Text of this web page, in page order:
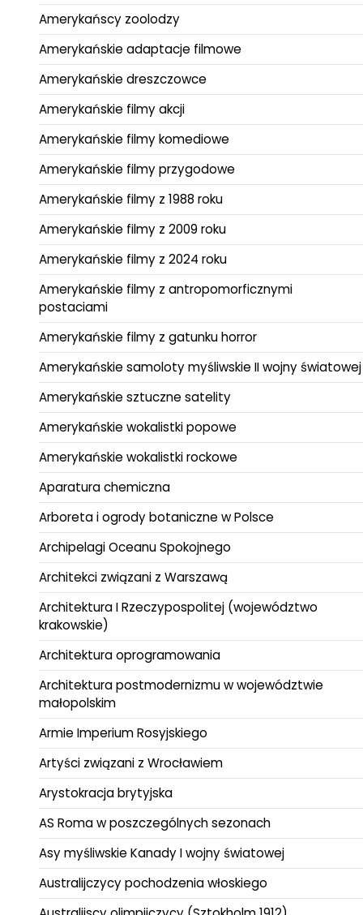
Amerykańscy zoolodzy
Amerykańskie adaptacje filmowe
Amerykańskie dreszczowce
Amerykańskie filmy akcji
Amerykańskie filmy komediowe
Amerykańskie filmy przygodowe
Amerykańskie filmy z 1988 roku
Amerykańskie filmy z 2009 roku
Amerykańskie filmy z 2024 roku
Amerykańskie filmy z antropomorficznymi
postaciami
Amerykańskie filmy z gatunku horror
Amerykańskie samoloty myśliwskie II wojny światowej
Amerykańskie sztuczne satelity
Amerykańskie wokalistki popowe
Amerykańskie wokalistki rockowe
Aparatura chemiczna
Arboreta i ogrody botaniczne w Polsce
Archipelagi Oceanu Spokojnego
Architekci związani z Warszawą
Architektura I Rzeczypospolitej (województwo
krakowskie)
Architektura oprogramowania
Architektura postmodernizmu w województwie
małopolskim
Armie Imperium Rosyjskiego
Artyści związani z Wrocławiem
Arystokracja brytyjska
AS Roma w poszczególnych sezonach
Asy myśliwskie Kanady I wojny światowej
Australijczycy pochodzenia włoskiego